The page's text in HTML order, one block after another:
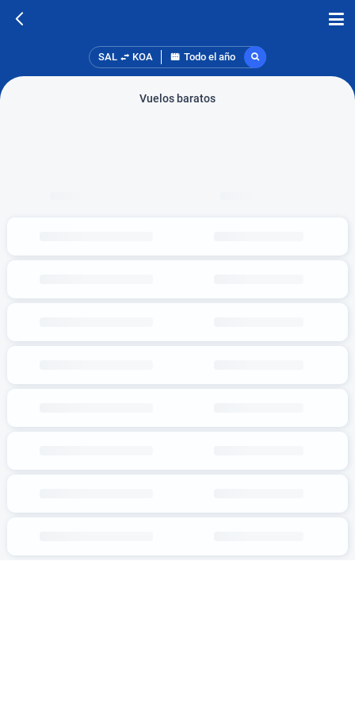
SAL KOA Todo el año
Vuelos baratos